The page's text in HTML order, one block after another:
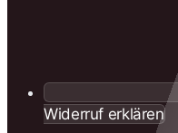
Widerruf erklären